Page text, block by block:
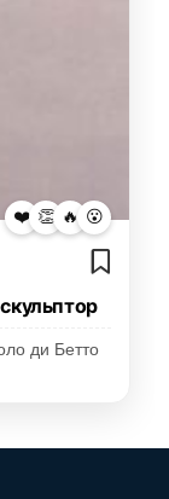
❤️ 👏 🔥 😮
ди Бетто